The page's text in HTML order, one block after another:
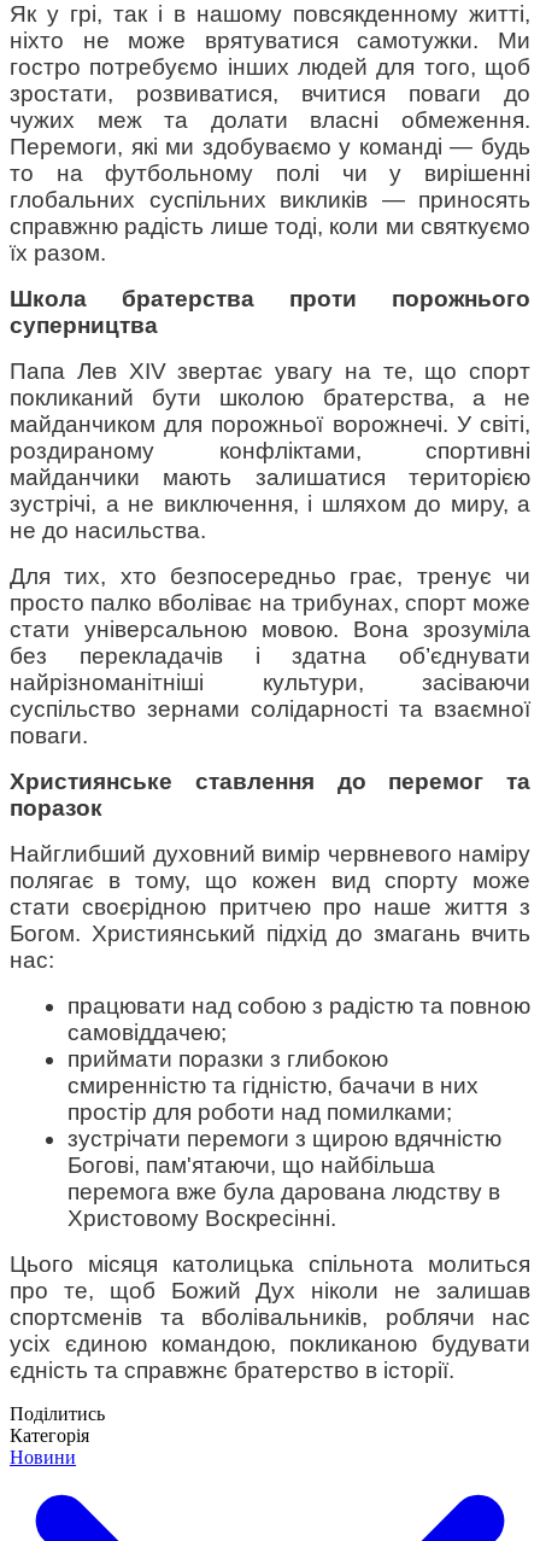
Як у грі, так і в нашому повсякденному житті,
ніхто не може врятуватися самотужки. Ми
гостро потребуємо інших людей для того, щоб
зростати, розвиватися, вчитися поваги до
чужих меж та долати власні обмеження.
Перемоги, які ми здобуваємо у команді — будь
то на футбольному полі чи у вирішенні
глобальних суспільних викликів — приносять
справжню радість лише тоді, коли ми святкуємо
їх разом.
Школа братерства проти порожнього
суперництва
Папа Лев XIV звертає увагу на те, що спорт
покликаний бути школою братерства, а не
майданчиком для порожньої ворожнечі. У світі,
роздираному конфліктами, спортивні
майданчики мають залишатися територією
зустрічі, а не виключення, і шляхом до миру, а
не до насильства.
Для тих, хто безпосередньо грає, тренує чи
просто палко вболіває на трибунах, спорт може
стати універсальною мовою. Вона зрозуміла
без перекладачів і здатна об’єднувати
найрізноманітніші культури, засіваючи
суспільство зернами солідарності та взаємної
поваги.
Християнське ставлення до перемог та
поразок
Найглибший духовний вимір червневого наміру
полягає в тому, що кожен вид спорту може
стати своєрідною притчею про наше життя з
Богом. Християнський підхід до змагань вчить
нас:
працювати над собою з радістю та повною
самовіддачею;
приймати поразки з глибокою
смиренністю та гідністю, бачачи в них
простір для роботи над помилками;
зустрічати перемоги з щирою вдячністю
Богові, пам'ятаючи, що найбільша
перемога вже була дарована людству в
Христовому Воскресінні.
Цього місяця католицька спільнота молиться
про те, щоб Божий Дух ніколи не залишав
спортсменів та вболівальників, роблячи нас
усіх єдиною командою, покликаною будувати
єдність та справжнє братерство в історії.
Поділитись
Категорія
Новини